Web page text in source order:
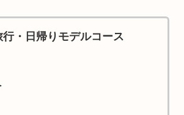
行・日帰りモデルコース